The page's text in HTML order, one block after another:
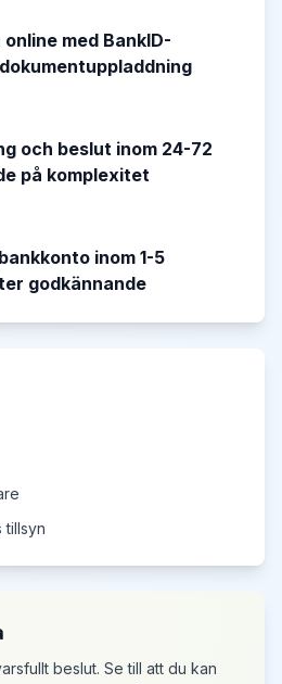
med BankID-
och beslut inom 24-72
på komplexitet
inom 1-5
godkännande
tillsyn
beslut. Se till att du kan